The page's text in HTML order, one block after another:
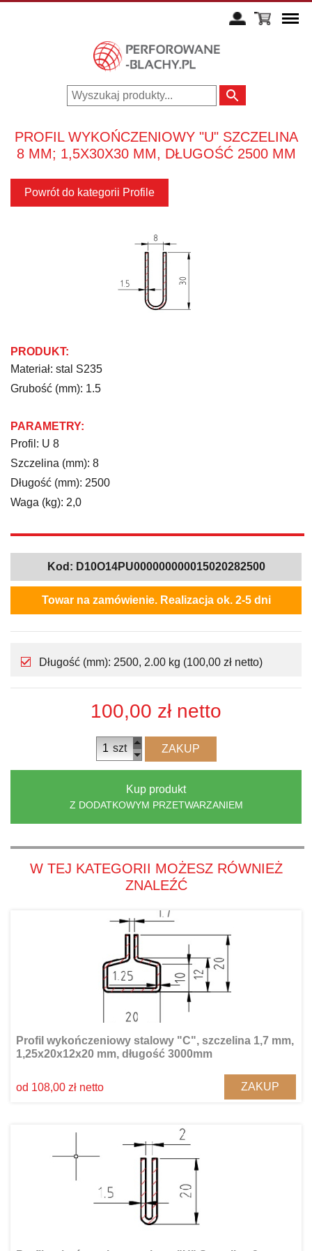
PROFIL WYKOŃCZENIOWY "U" SZCZELINA
8 MM; 1,5X30X30 MM, DŁUGOŚĆ 2500 MM
Powrót do kategorii Profile
PRODUKT:
Materiał: stal S235
Grubość (mm): 1.5
PARAMETRY:
Profil: U 8
Szczelina (mm): 8
Długość (mm): 2500
Waga (kg): 2,0
Kod: D10O14PU000000000015020282500
Towar na zamówienie. Realizacja ok. 2-5 dni
Długość (mm): 2500, 2.00 kg (100,00 zł netto)
100,00 zł netto
szt ZAKUP
Kup produkt
Z DODATKOWYM PRZETWARZANIEM
W TEJ KATEGORII MOŻESZ RÓWNIEŻ
ZNALEŹĆ
Profil wykończeniowy stalowy "C", szczelina 1,7 mm,
1,25x20x12x20 mm, długość 3000mm
od 108,00 zł netto ZAKUP